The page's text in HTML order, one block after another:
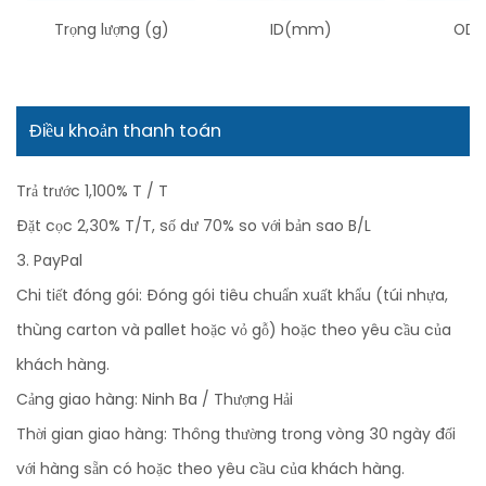
Trọng lượng (g) ID(mm) OD
Điều khoản thanh toán
Trả trước 1,100% T / T
Đặt cọc 2,30% T/T, số dư 70% so với bản sao B/L
3. PayPal
Chi tiết đóng gói: Đóng gói tiêu chuẩn xuất khẩu (túi nhựa,
thùng carton và pallet hoặc vỏ gỗ) hoặc theo yêu cầu của
khách hàng.
Cảng giao hàng: Ninh Ba / Thượng Hải
Thời gian giao hàng: Thông thường trong vòng 30 ngày đối
với hàng sẵn có hoặc theo yêu cầu của khách hàng.